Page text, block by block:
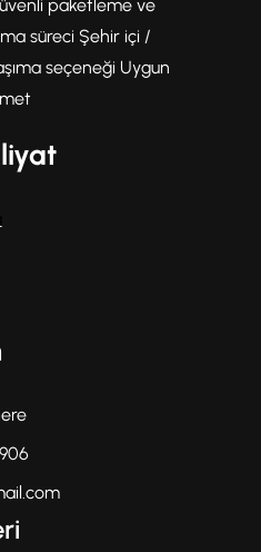
paketleme ve
süreci Şehir içi /
seçeneği Uygun